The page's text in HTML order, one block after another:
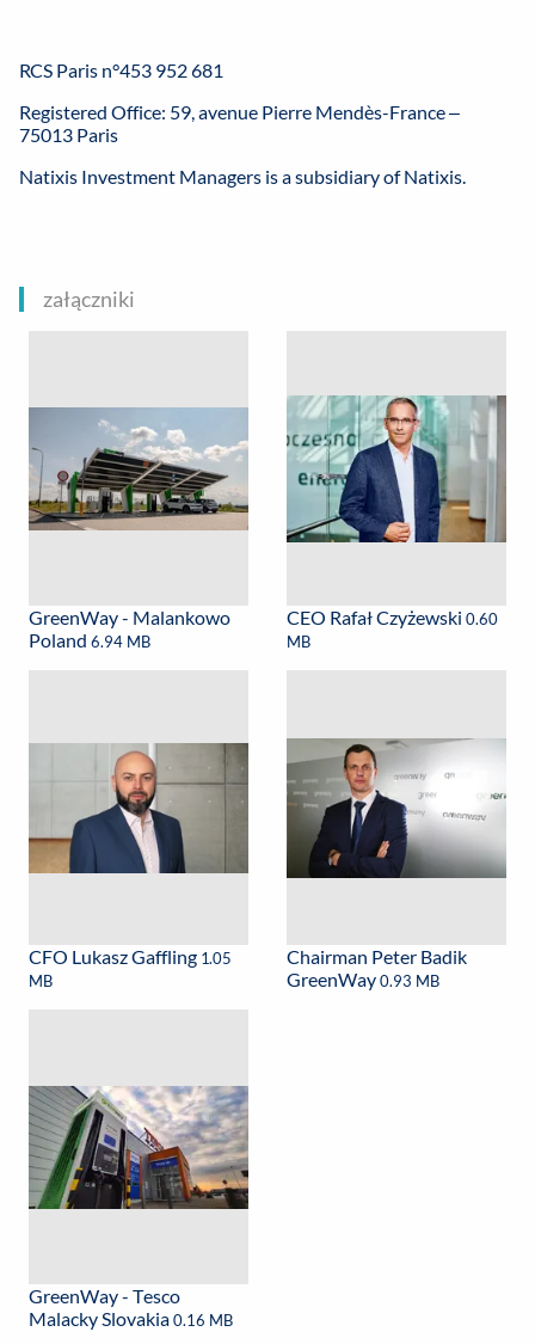
RCS Paris n°453 952 681
Registered Office: 59, avenue Pierre Mendès-France –
75013 Paris
Natixis Investment Managers is a subsidiary of Natixis.
załączniki
GreenWay - Malankowo
Poland 6.94 MB
CEO Rafał Czyżewski 0.60
MB
CFO Lukasz Gaffling 1.05
MB
Chairman Peter Badik
GreenWay0.93 MB
GreenWay - Tesco
Malacky Slovakia0.16 MB